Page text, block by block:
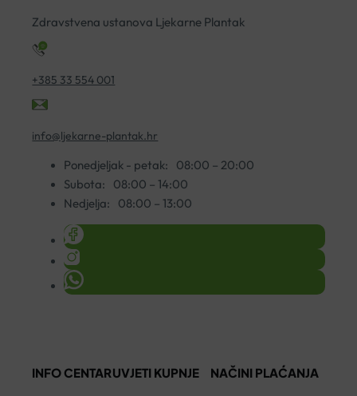
Zdravstvena ustanova Ljekarne Plantak
+385 33 554 001
info@ljekarne-plantak.hr
Ponedjeljak - petak:
08:00 – 20:00
Subota:
08:00 – 14:00
Nedjelja:
08:00 – 13:00
INFO CENTARUVJETI KUPNJE NAČINI PLAĆANJA